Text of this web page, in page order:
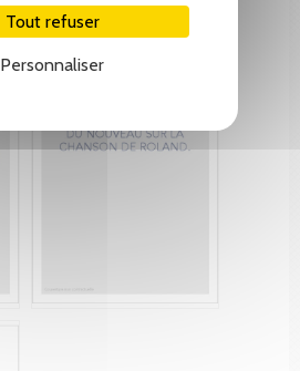
Tout refuser
Personnaliser